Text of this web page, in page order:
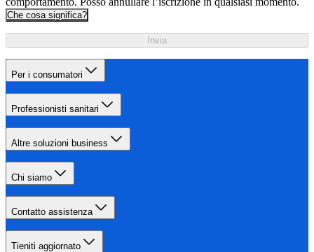
Che cosa significa?
Invia
Per i consumatori
Professionisti sanitari
Altre soluzioni business
Chi siamo
Contatto assistenza
Tieniti aggiornato